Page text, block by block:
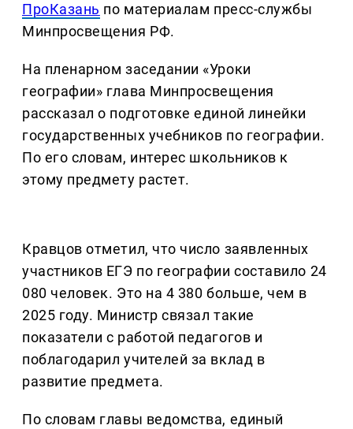
ПроКазань по материалам пресс-службы
Минпросвещения РФ.
На пленарном заседании «Уроки
географии» глава Минпросвещения
рассказал о подготовке единой линейки
государственных учебников по географии.
По его словам, интерес школьников к
этому предмету растет.
Кравцов отметил, что число заявленных
участников ЕГЭ по географии составило 24
080 человек. Это на 4 380 больше, чем в
2025 году. Министр связал такие
показатели с работой педагогов и
поблагодарил учителей за вклад в
развитие предмета.
По словам главы ведомства, единый